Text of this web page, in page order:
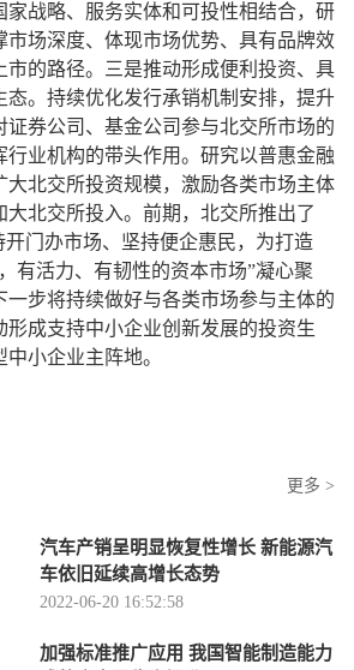
家战略、服务实体和可投性相结合，研
市场深度、体现市场优势、具有品牌效
市的路径。三是推动形成便利投资、具
态。持续优化发行承销机制安排，提升
证券公司、基金公司参与北交所市场的
行业机构的带头作用。研究以普惠金融
大北交所投资规模，激励各类市场主体
大北交所投入。前期，北交所推出了
开门办市场、坚持便企惠民，为打造
有活力、有韧性的资本市场”凝心聚
一步将持续做好与各类市场参与主体的
形成支持中小企业创新发展的投资生
小企业主阵地。
更多 >
汽车产销呈明显恢复性增长 新能源汽
车依旧延续高增长态势
2022-06-20 16:52:58
加强标准推广应用 我国智能制造能力